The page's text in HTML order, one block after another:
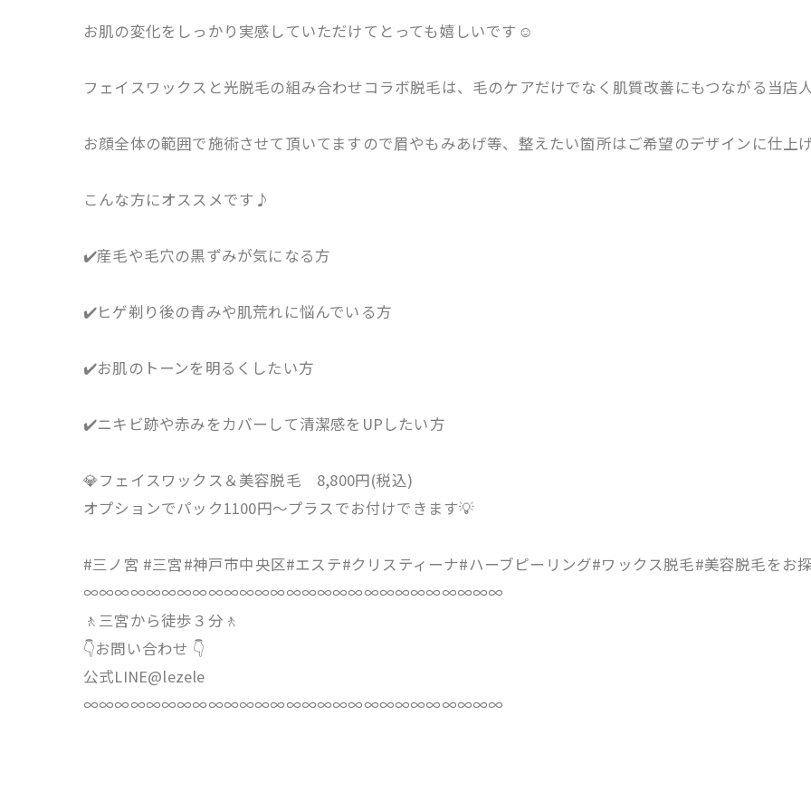
お肌の変化をしっかり実感していただけてとっても嬉しいです☺️
フェイスワックスと光脱毛の組み合わせコラボ脱毛は、毛のケアだけでなく肌質改善にもつながる当店人
お顔全体の範囲で施術させて頂いてますので眉やもみあげ等、整えたい箇所はご希望のデザインに仕上
こんな方にオススメです♪
✔️産毛や毛穴の黒ずみが気になる方
✔️ヒゲ剃り後の青みや肌荒れに悩んでいる方
✔️お肌のトーンを明るくしたい方
✔️ニキビ跡や赤みをカバーして清潔感をUPしたい方
💎フェイスワックス＆美容脱毛 8,800円(税込)
オプションでパック1100円〜プラスでお付けできます💡
#三ノ宮 #三宮#神戸市中央区#エステ#クリスティーナ#ハーブピーリング#ワックス脱毛#美容脱毛をお
∞∞∞∞∞∞∞∞∞∞∞∞∞∞∞∞∞∞∞∞∞∞∞∞∞∞∞
🚶三宮から徒歩３分🚶
👇お問い合わせ 👇
公式LINE@lezele
∞∞∞∞∞∞∞∞∞∞∞∞∞∞∞∞∞∞∞∞∞∞∞∞∞∞∞